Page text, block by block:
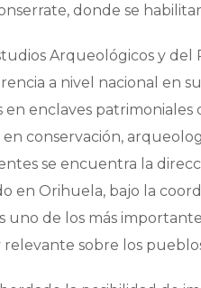
donde se
Arqueológicos y del
a nivel nacional en
en enclaves
conservación,
se encuentra la
en Orihuela, bajo la
uno de los más
sobre los